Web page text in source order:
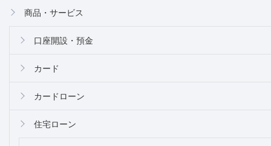
商品・サービス
口座開設・預金
カード
カードローン
住宅ローン